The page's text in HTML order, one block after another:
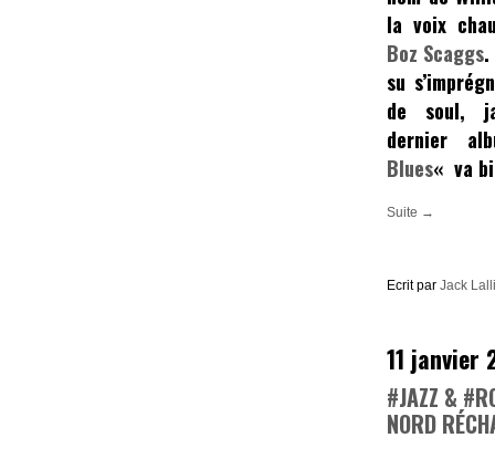
la voix
Boz Scaggs
su
de soul,
dernier
Blues« va
Suite →
Ecrit par Jack Lalli
11 janvier
#JAZZ &
NORD